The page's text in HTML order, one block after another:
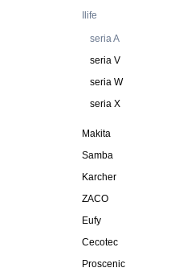
Ilife
seria A
seria V
seria W
seria X
Makita
Samba
Karcher
ZACO
Eufy
Cecotec
Proscenic